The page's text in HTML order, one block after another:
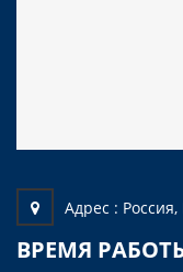
Адрес :
ВРЕМЯ